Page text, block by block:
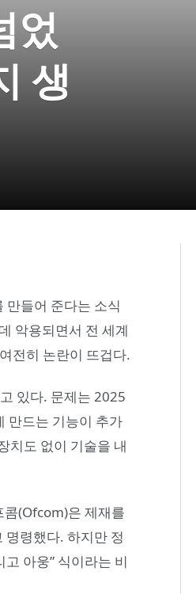
었
생
만들어 준다는 소식
악용되면서 전 세계
전히 논란이 뜨겁다.
있다. 문제는 2025
만드는 기능이 추가
치도 없이 기술을 내
콤(Ofcom)은 제재를
명령했다. 하지만 정
아웅” 식이라는 비